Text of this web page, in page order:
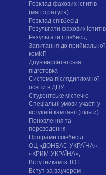
Розклад фахових іспитів
(магістратура)
Розклад співбесід
Результати фахових іспитів
Результати співбесід
Запитання до приймальної
комісії
Доуніверситетська
підготовка
Система післядипломної
освіти в ДНУ
Cтудентське містечко
Спеціальні умови участі у
вступній кампанії (пільги)
Поновлення та
переведення
Програми співбесід
ОЦ «ДОНБАС-УКРАЇНА»,
«КРИМ-УКРАЇНА»,
Вступникам із ТОТ
Вступ за ваучером